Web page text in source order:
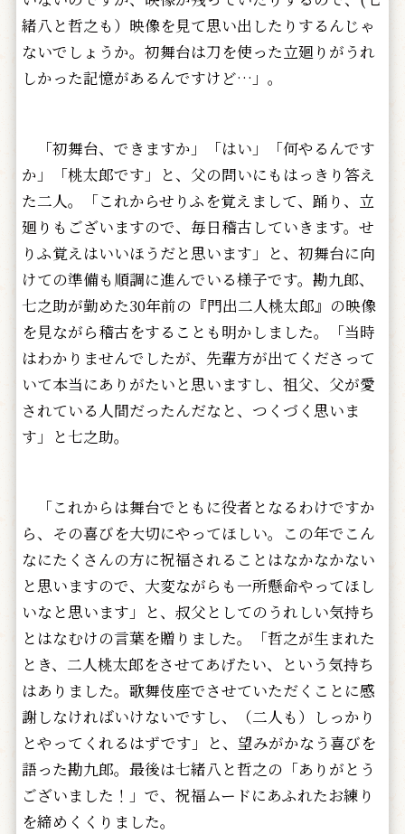
緒八と哲之も）映像を見て思い出したりするんじゃ
ないでしょうか。初舞台は刀を使った立廻りがうれ
しかった記憶があるんですけど…」。
「初舞台、できますか」「はい」「何やるんです
か」「桃太郎です」と、父の問いにもはっきり答え
た二人。「これからせりふを覚えまして、踊り、立
廻りもございますので、毎日稽古していきます。せ
りふ覚えはいいほうだと思います」と、初舞台に向
けての準備も順調に進んでいる様子です。勘九郎、
七之助が勤めた30年前の『門出二人桃太郎』の映像
を見ながら稽古をすることも明かしました。「当時
はわかりませんでしたが、先輩方が出てくださって
いて本当にありがたいと思いますし、祖父、父が愛
されている人間だったんだなと、つくづく思いま
す」と七之助。
「これからは舞台でともに役者となるわけですか
ら、その喜びを大切にやってほしい。この年でこん
なにたくさんの方に祝福されることはなかなかない
と思いますので、大変ながらも一所懸命やってほし
いなと思います」と、叔父としてのうれしい気持ち
とはなむけの言葉を贈りました。「哲之が生まれた
とき、二人桃太郎をさせてあげたい、という気持ち
はありました。歌舞伎座でさせていただくことに感
謝しなければいけないですし、（二人も）しっかり
とやってくれるはずです」と、望みがかなう喜びを
語った勘九郎。最後は七緒八と哲之の「ありがとう
ございました！」で、祝福ムードにあふれたお練り
を締めくくりました。